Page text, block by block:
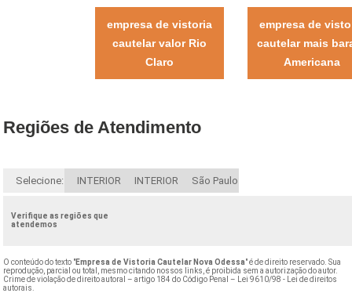
empresa de vistoria
cautelar valor Rio
Claro
empresa de
cautelar mais
Americana
Regiões de Atendimento
Selecione: INTERIOR INTERIOR São Paulo
Verifique as regiões que
atendemos
O conteúdo do texto "Empresa de Vistoria Cautelar Nova Odessa" é de direito reservado. Sua
reprodução, parcial ou total, mesmo citando nossos links, é proibida sem a autorização do autor.
Crime de violação de direito autoral – artigo 184 do Código Penal –
Lei 9610/98 - Lei de direitos
autorais